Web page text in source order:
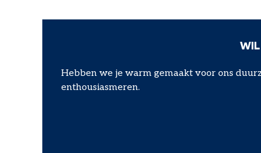
WIL
Hebben we je warm gemaakt voor ons
enthousiasmeren.